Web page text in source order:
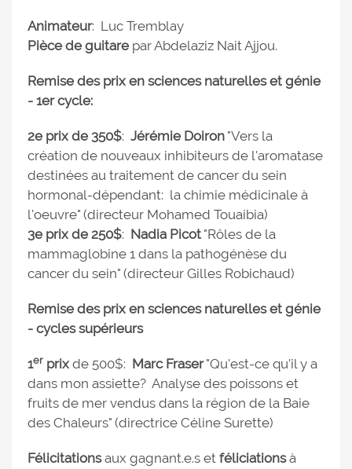
Animateur: Luc Tremblay
Pièce de guitarepar Abdelaziz Nait Ajjou.
Remise des prix en sciences naturelles et génie
- 1er cycle:
2e prix de 350$: Jérémie Doiron "Vers la
création de nouveaux inhibiteurs de l'aromatase
destinées au traitement de cancer du sein
hormonal-dépendant: la chimie médicinale à
l'oeuvre" (directeur Mohamed Touaibia)
3e prix de 250$: Nadia Picot "Rôles de la
mammaglobine 1 dans la pathogénèse du
cancer du sein" (directeur Gilles Robichaud)
Remise des prix en sciences naturelles et génie
- cycles supérieurs
1er prix de 500$: Marc Fraser"Qu'est-ce qu'il y a
dans mon assiette? Analyse des poissons et
fruits de mer vendus dans la région de la Baie
des Chaleurs" (directrice Céline Surette)
Félicitationsaux gagnant.e.s et féliciationsà